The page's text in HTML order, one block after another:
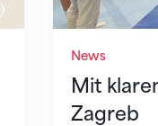
News
Mit
Zagreb